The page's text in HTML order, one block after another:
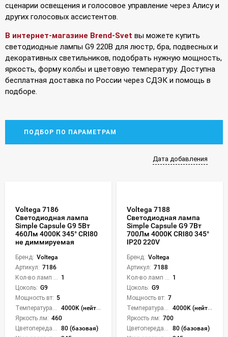
сценарии освещения и голосовое управление через Алису и
других голосовых ассистентов.
В интернет-магазине Brend-Svet вы можете купить
светодиодные лампы G9 220В для люстр, бра, подвесных и
декоративных светильников, подобрать нужную мощность,
яркость, форму колбы и цветовую температуру. Доступна
бесплатная доставка по России через СДЭК и помощь в
подборе.
ПОДБОР ПО ПАРАМЕТРАМ
Дата добавления
Voltega 7186
Светодиодная лампа
Simple Capsule G9 5Вт
460Лм 4000K 345° CRI80
не диммируемая
Бренд: Voltega
Артикул: 7186
1
Цоколь: G9
Мощность вт: 5
4000K (нейтральный)
Яркость лм: 460
80 (базовая)
Voltega 7188
Светодиодная лампа
Simple Capsule G9 7Вт
700Лм 4000K CRI80 345°
IP20 220V
Бренд: Voltega
Артикул: 7188
1
Цоколь: G9
Мощность вт: 7
4000K (нейтральный)
Яркость лм: 700
80 (базовая)